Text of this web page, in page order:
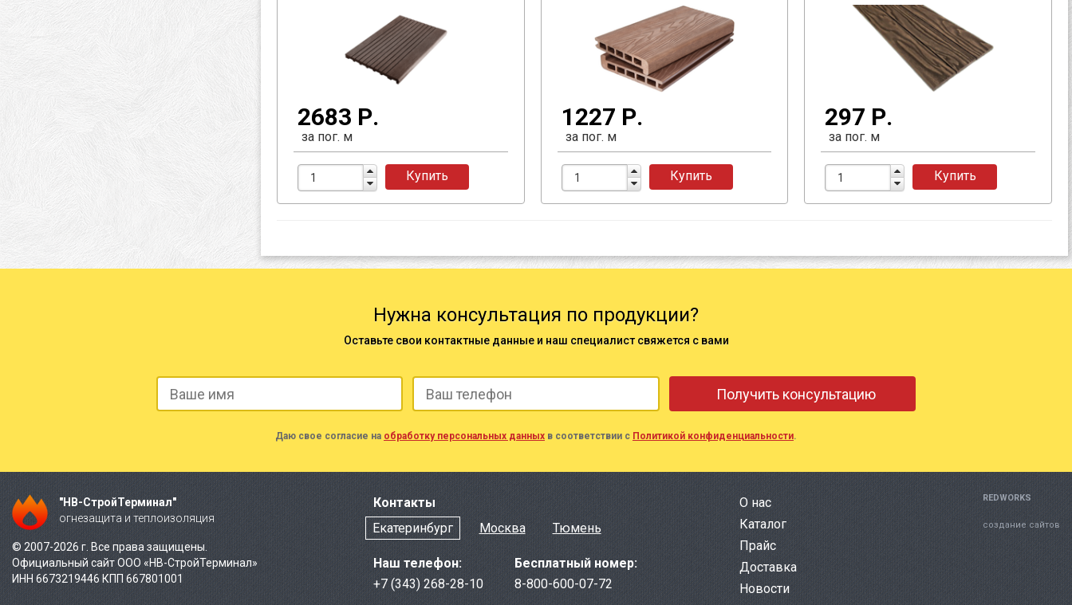
2683 Р.
за пог. м
Купить
1227 Р.
за пог. м
Купить
297 Р.
за пог. м
Купить
Нужна консультация по продукции?
Оставьте свои контактные данные и наш специалист свяжется с вами
Даю свое согласие на обработку персональных данных в соответствии с Политикой конфиденциальности.
"НВ-СтройТерминал"
огнезащита и теплоизоляция
© 2007-2026 г. Все права защищены.
Официальный сайт ООО «НВ-СтройТерминал»
ИНН 6673219446 КПП 667801001
Контакты
Екатеринбург
Москва Тюмень
Наш телефон:
+7 (343) 268-28-10
Бесплатный номер:
8-800-600-07-72
О нас
Каталог
Прайс
Доставка
Новости
REDWORKS
создание сайтов